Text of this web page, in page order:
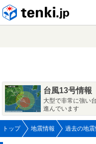
台風13号情報
大型で非常に強い
進んでいます
トップ 地震情報 過去の地震